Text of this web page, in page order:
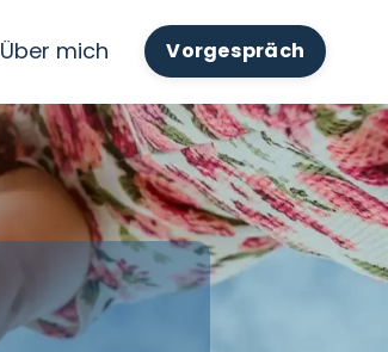
Über mich Vorgespräch